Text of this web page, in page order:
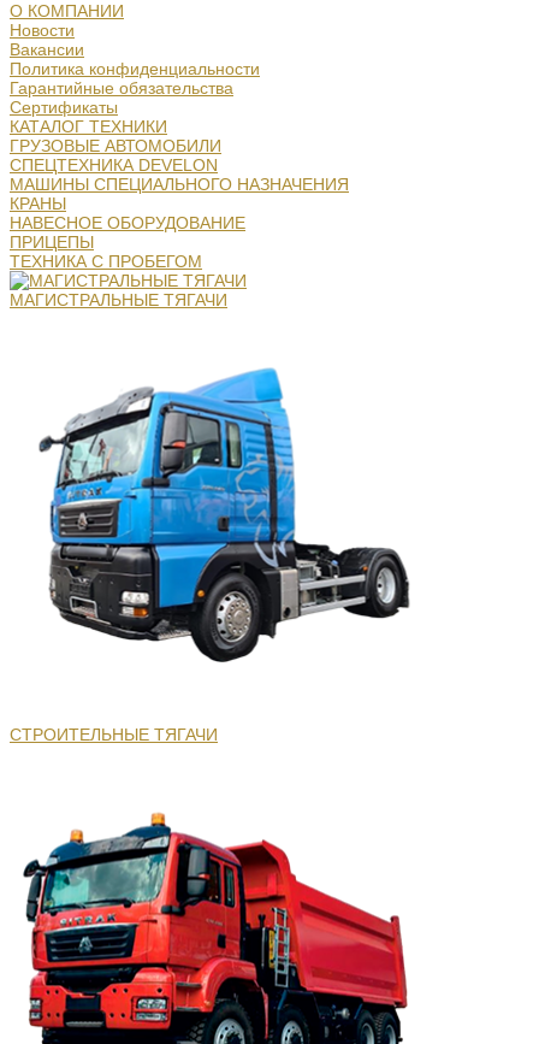
О КОМПАНИИ
Новости
Вакансии
Политика конфиденциальности
Гарантийные обязательства
Сертификаты
КАТАЛОГ ТЕХНИКИ
ГРУЗОВЫЕ АВТОМОБИЛИ
СПЕЦТЕХНИКА DEVELON
МАШИНЫ СПЕЦИАЛЬНОГО НАЗНАЧЕНИЯ
КРАНЫ
НАВЕСНОЕ ОБОРУДОВАНИЕ
ПРИЦЕПЫ
ТЕХНИКА С ПРОБЕГОМ
МАГИСТРАЛЬНЫЕ ТЯГАЧИ
СТРОИТЕЛЬНЫЕ ТЯГАЧИ